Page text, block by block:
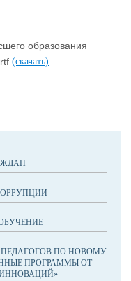
образования
(скачать)
ПО НОВОМУ
ПРОГРАММЫ ОТ